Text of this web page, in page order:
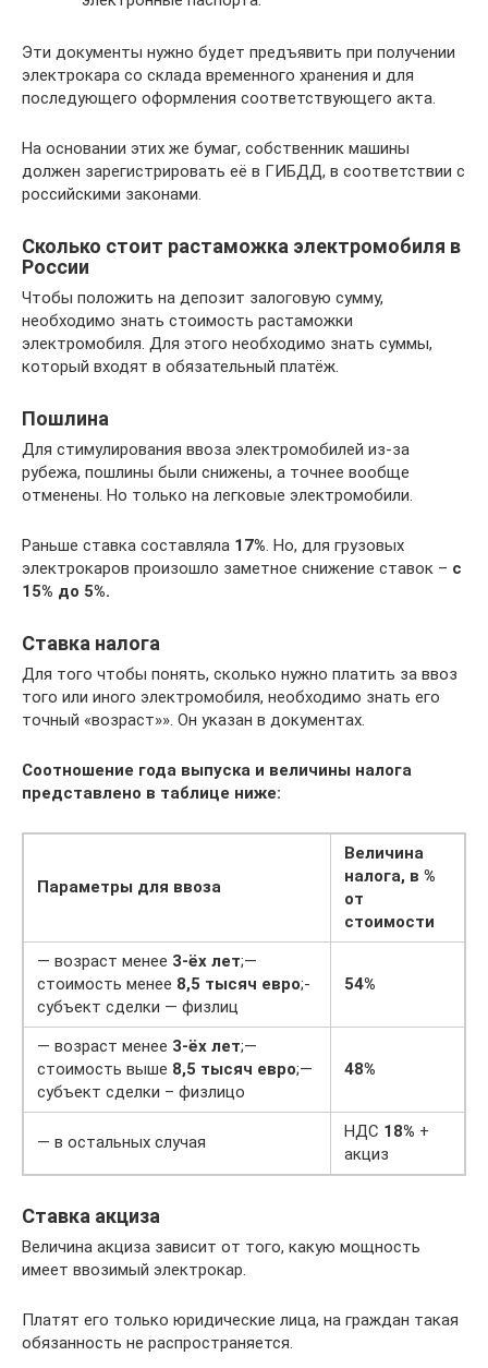
Эти документы нужно будет предъявить при получении
электрокара со склада временного хранения и для
последующего оформления соответствующего акта.
На основании этих же бумаг, собственник машины
должен зарегистрировать её в ГИБДД, в соответствии с
российскими законами.
Сколько стоит растаможка электромобиля в
России
Чтобы положить на депозит залоговую сумму,
необходимо знать стоимость растаможки
электромобиля. Для этого необходимо знать суммы,
который входят в обязательный платёж.
Пошлина
Для стимулирования ввоза электромобилей из-за
рубежа, пошлины были снижены, а точнее вообще
отменены. Но только на легковые электромобили.
Раньше ставка составляла 17%. Но, для грузовых
электрокаров произошло заметное снижение ставок – с
15% до 5%.
Ставка налога
Для того чтобы понять, сколько нужно платить за ввоз
того или иного электромобиля, необходимо знать его
точный «возраст»». Он указан в документах.
Соотношение года выпуска и величины налога
представлено в таблице ниже:
Параметры для ввоза
Величина
налога, в %
от
стоимости
— возраст менее 3-ёх лет;—
стоимость менее 8,5 тысяч евро;-
субъект сделки — физлиц
54%
— возраст менее 3-ёх лет;—
стоимость выше 8,5 тысяч евро;—
субъект сделки – физлицо
48%
— в остальных случая
НДС 18% +
акциз
Ставка акциза
Величина акциза зависит от того, какую мощность
имеет ввозимый электрокар.
Платят его только юридические лица, на граждан такая
обязанность не распространяется.